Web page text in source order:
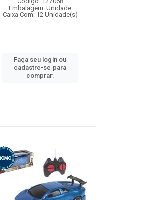
Embalagem: Unidade
Caixa Com: 12 Unidade(s)
Faça seu login ou
cadastre-se para
comprar.